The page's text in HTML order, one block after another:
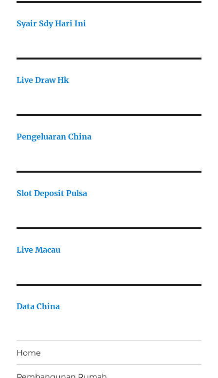
Syair Sdy Hari Ini
Live Draw Hk
Pengeluaran China
Slot Deposit Pulsa
Live Macau
Data China
Home